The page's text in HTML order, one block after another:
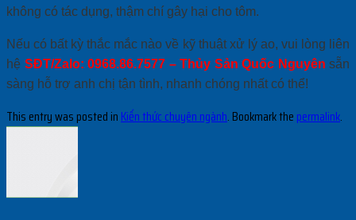
không có tác dụng, thậm chí gây hại cho tôm.
Nếu có bất kỳ thắc mắc nào về kỹ thuật xử lý ao, vui lòng liên
hệ SĐT/Zalo: 0968.86.7577 – Thủy Sản Quốc Nguyên sẵn
sàng hỗ trợ anh chị tận tình, nhanh chóng nhất có thể!
This entry was posted inKiến thức chuyên ngành. Bookmark the permalink.